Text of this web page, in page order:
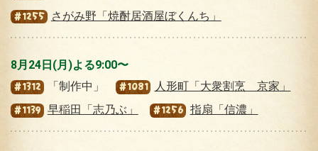
#1255 さがみ野「焼酎居酒屋ぼくんち」
8月24日(月)よる9:00〜
#1312
「制作中」 #1081
人形町「大衆割烹 京家」
#1139 早稲田「志乃ぶ」 #1256 指扇「信濃」